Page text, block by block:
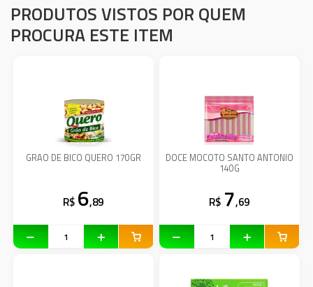
PRODUTOS VISTOS POR QUEM
PROCURA ESTE ITEM
GRAO DE BICO QUERO 170GR
R$ 6,89
DOCE MOCOTO SANTO ANTONIO
140G
R$ 7,69